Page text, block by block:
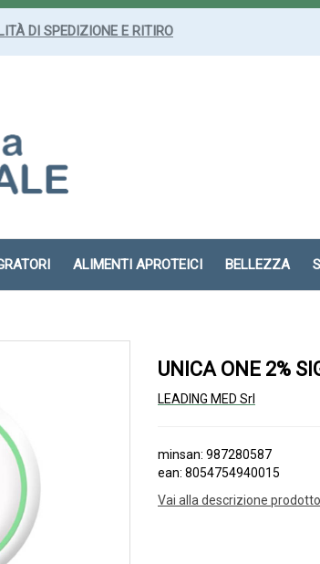
DI SPEDIZIONE E RITIRO
ALIMENTI APROTEICI BELLEZZA
UNICA ONE 2%
LEADING MED Srl
minsan: 987280587
ean: 8054754940015
Vai alla descrizione prodotto